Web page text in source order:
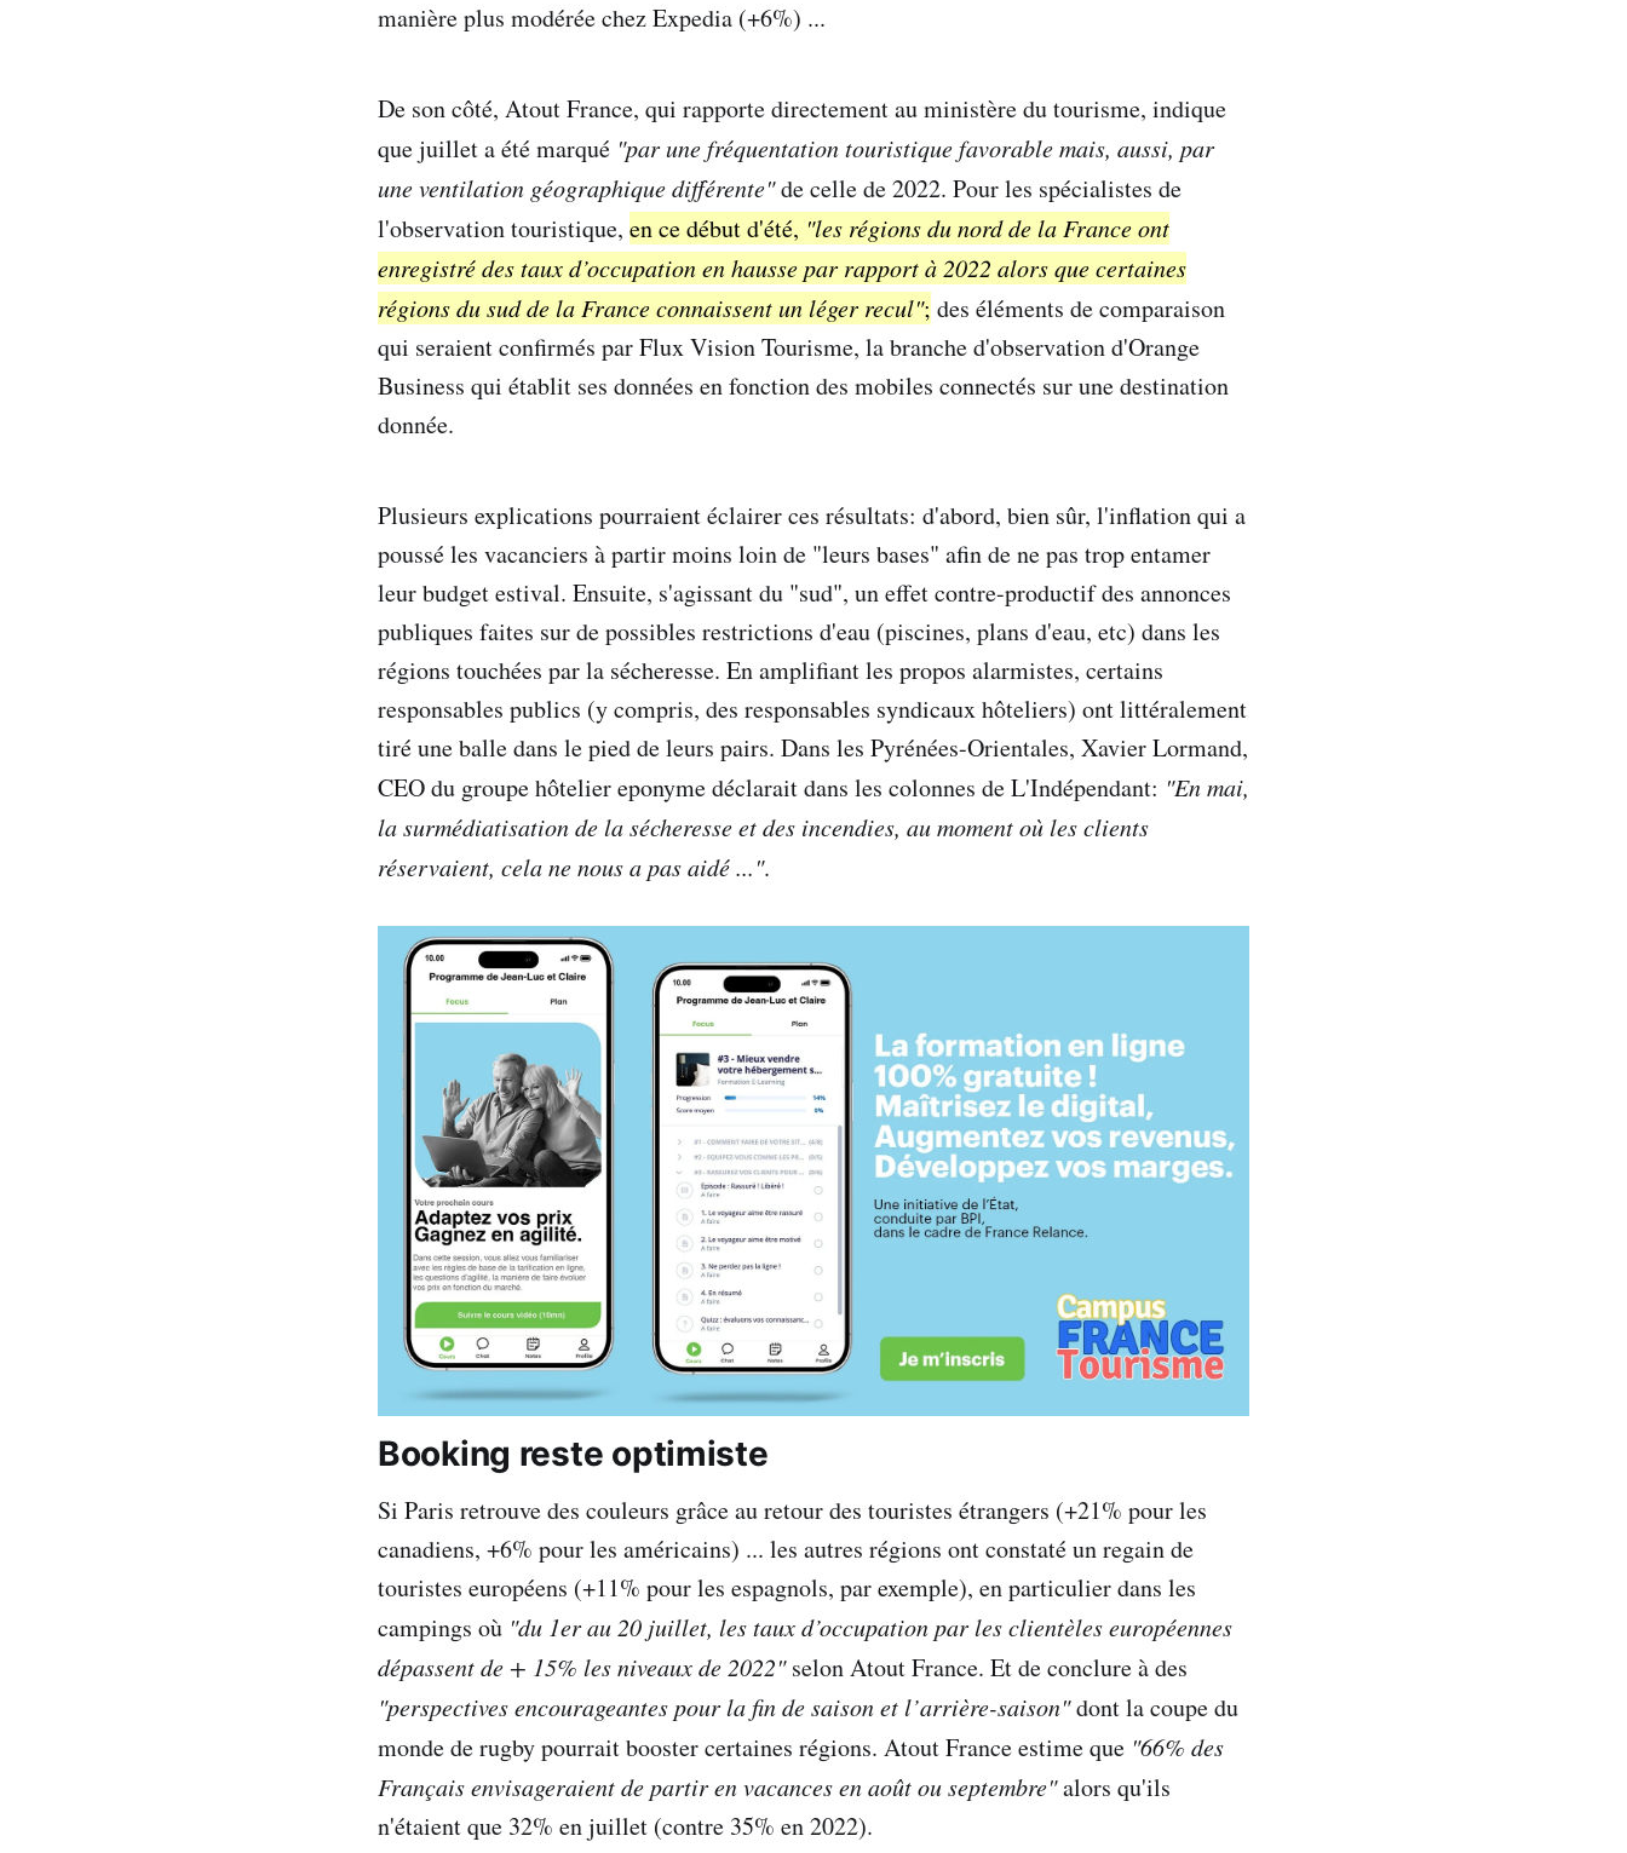
manière plus modérée chez Expedia (+6%) ...
De son côté, Atout France, qui rapporte directement au ministère du tourisme, indique
que juillet a été marqué "par une fréquentation touristique favorable mais, aussi, par
une ventilation géographique différente"de celle de 2022. Pour les spécialistes de
l'observation touristique, en ce début d'été, "les régions du nord de la France ont
enregistré des taux d’occupation en hausse par rapport à 2022 alors que certaines
régions du sud de la France connaissent un léger recul"; des éléments de comparaison
qui seraient confirmés par Flux Vision Tourisme, la branche d'observation d'Orange
Business qui établit ses données en fonction des mobiles connectés sur une destination
donnée.
Plusieurs explications pourraient éclairer ces résultats: d'abord, bien sûr, l'inflation qui a
poussé les vacanciers à partir moins loin de "leurs bases" afin de ne pas trop entamer
leur budget estival. Ensuite, s'agissant du "sud", un effet contre-productif des annonces
publiques faites sur de possibles restrictions d'eau (piscines, plans d'eau, etc) dans les
régions touchées par la sécheresse. En amplifiant les propos alarmistes, certains
responsables publics (y compris, des responsables syndicaux hôteliers) ont littéralement
tiré une balle dans le pied de leurs pairs. Dans les Pyrénées-Orientales, Xavier Lormand,
CEO du groupe hôtelier eponyme déclarait dans les colonnes de L'Indépendant: "En mai,
la surmédiatisation de la sécheresse et des incendies, au moment où les clients
réservaient, cela ne nous a pas aidé ...".
Booking reste optimiste
Si Paris retrouve des couleurs grâce au retour des touristes étrangers (+21% pour les
canadiens, +6% pour les américains) ... les autres régions ont constaté un regain de
touristes européens (+11% pour les espagnols, par exemple), en particulier dans les
campings où "du 1er au 20 juillet, les taux d’occupation par les clientèles européennes
dépassent de + 15% les niveaux de 2022"selon Atout France. Et de conclure à des
"perspectives encourageantes pour la fin de saison et l’arrière-saison"dont la coupe du
monde de rugby pourrait booster certaines régions. Atout France estime que "66% des
Français envisageraient de partir en vacances en août ou septembre"alors qu'ils
n'étaient que 32% en juillet (contre 35% en 2022).